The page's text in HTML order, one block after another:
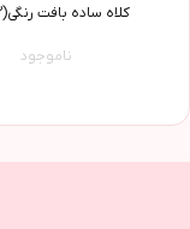
کلاه ساده بافت رنگی(3732)
ناموجود